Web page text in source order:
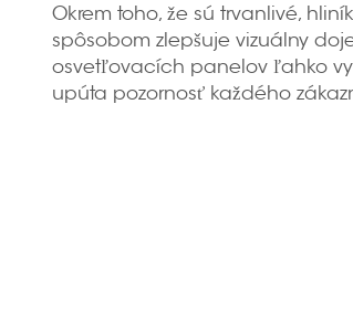
Okrem toho, že sú trvanlivé,
spôsobom zlepšuje vizuálny
osvetľovacích panelov ľahko
upúta pozornosť každého